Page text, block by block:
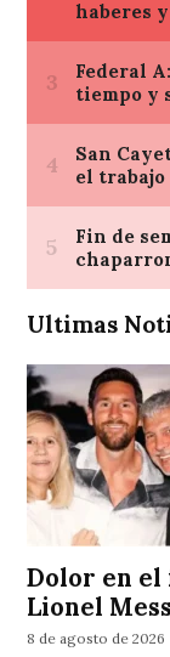
Ultimas
Dolor en
Lionel
8 de agosto de 2026